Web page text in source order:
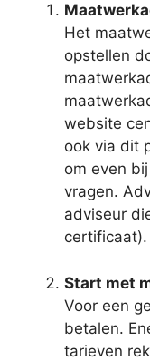
Het
opstellen
website
ook via dit
om even
vragen.
adviseur
certificaat).
Start met
Voor een
betalen.
tarieven